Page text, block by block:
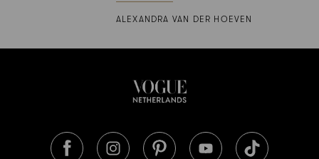
ALEXANDRA VAN DER HOEVEN